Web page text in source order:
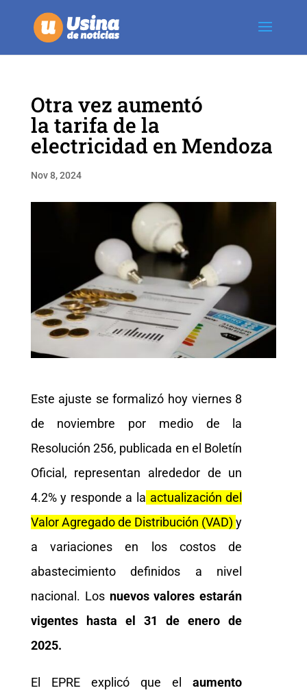
Otra vez aumentó
la tarifa de la
electricidad en Mendoza
Nov 8, 2024
Este ajuste se formalizó hoy viernes 8
de noviembre por medio de la
Resolución 256, publicada en el Boletín
Oficial, representan alrededor de un
4.2% y responde a la actualización del
Valor Agregado de Distribución (VAD)y
a variaciones en los costos de
abastecimiento definidos a nivel
nacional. Los nuevos valores estarán
vigentes hasta el 31 de enero de
2025.
El EPRE explicó que elaumento